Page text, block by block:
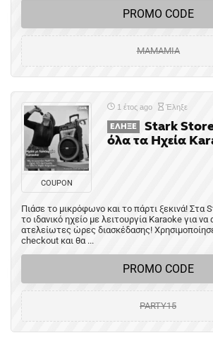
PROMO CODE
MAMAMIA
COUPON
1 έτος ago Έληξε
ΈΛΗΞΕ
Stark
όλα τα Ηχεία
Πιάσε το μικρόφωνο και το πάρτι ξεκινά! Στα
το ιδανικό ηχείο με λειτουργία Karaoke για να
ατελείωτες ώρες διασκέδασης!
checkout και θα ...
PROMO CODE
PARTY15